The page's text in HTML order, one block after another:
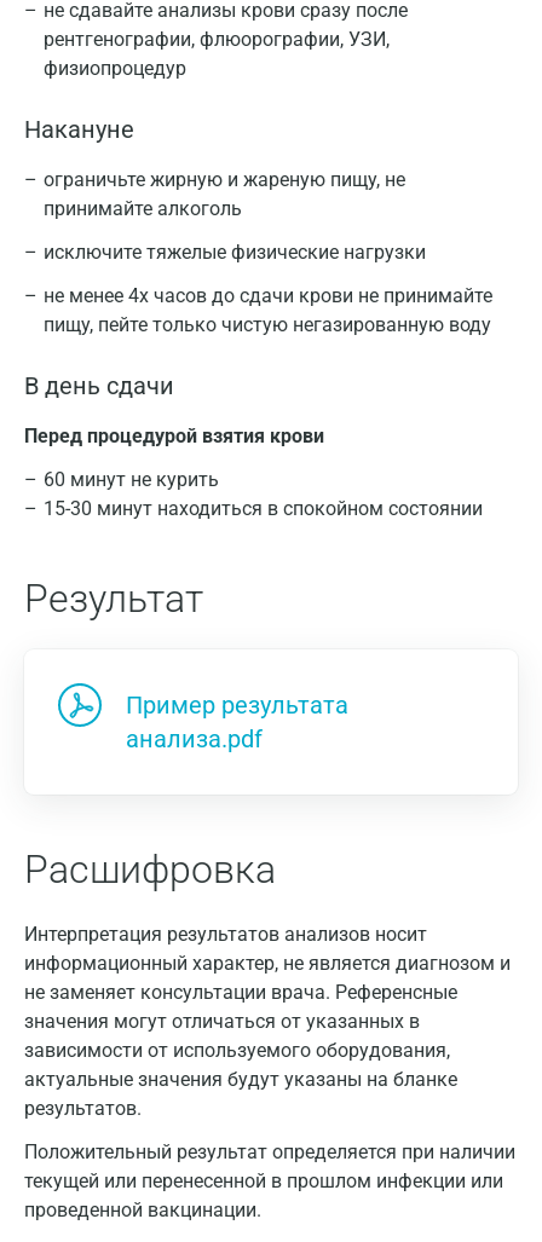
не сдавайте анализы крови сразу после
рентгенографии, флюорографии, УЗИ,
физиопроцедур
Накануне
ограничьте жирную и жареную пищу, не
принимайте алкоголь
исключите тяжелые физические нагрузки
не менее 4х часов до сдачи крови не принимайте
пищу, пейте только чистую негазированную воду
В день сдачи
Перед процедурой взятия крови
60 минут не курить
15-30 минут находиться в спокойном состоянии
Результат
Пример результата
анализа.pdf
Расшифровка
Интерпретация результатов анализов носит
информационный характер, не является диагнозом и
не заменяет консультации врача. Референсные
значения могут отличаться от указанных в
зависимости от используемого оборудования,
актуальные значения будут указаны на бланке
результатов.
Положительный результат определяется при наличии
текущей или перенесенной в прошлом инфекции или
проведенной вакцинации.